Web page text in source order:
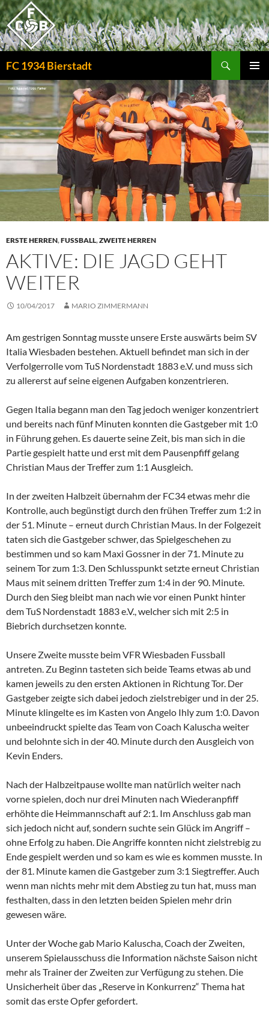
Zum
Inhalt
springen
FC 1934 Bierstadt
MENÜ
ERSTE HERREN,FUSSBALL,ZWEITE HERREN
AKTIVE: DIE JAGD GEHT
WEITER
10/04/2017 MARIO ZIMMERMANN
Am gestrigen Sonntag musste unsere Erste auswärts beim SV
Italia Wiesbaden bestehen. Aktuell befindet man sich in der
Verfolgerrolle vom TuS Nordenstadt 1883 e.V. und muss sich
zu allererst auf seine eigenen Aufgaben konzentrieren.
Gegen Italia begann man den Tag jedoch weniger konzentriert
und bereits nach fünf Minuten konnten die Gastgeber mit 1:0
in Führung gehen. Es dauerte seine Zeit, bis man sich in die
Partie gespielt hatte und erst mit dem Pausenpfiff gelang
Christian Maus der Treffer zum 1:1 Ausgleich.
In der zweiten Halbzeit übernahm der FC34 etwas mehr die
Kontrolle, auch begünstigt durch den frühen Treffer zum 1:2 in
der 51. Minute – erneut durch Christian Maus. In der Folgezeit
taten sich die Gastgeber schwer, das Spielgeschehen zu
bestimmen und so kam Maxi Gossner in der 71. Minute zu
seinem Tor zum 1:3. Den Schlusspunkt setzte erneut Christian
Maus mit seinem dritten Treffer zum 1:4 in der 90. Minute.
Durch den Sieg bleibt man nach wie vor einen Punkt hinter
dem TuS Nordenstadt 1883 e.V., welcher sich mit 2:5 in
Biebrich durchsetzen konnte.
Unsere Zweite musste beim VFR Wiesbaden Fussball
antreten. Zu Beginn tasteten sich beide Teams etwas ab und
kamen jeweils zu den ersten Aktionen in Richtung Tor. Der
Gastgeber zeigte sich dabei jedoch zielstrebiger und in der 25.
Minute klingelte es im Kasten von Angelo Ihly zum 1:0. Davon
unbeeindruckt spielte das Team von Coach Kaluscha weiter
und belohnte sich in der 40. Minute durch den Ausgleich von
Kevin Enders.
Nach der Halbzeitpause wollte man natürlich weiter nach
vorne spielen, doch nur drei Minuten nach Wiederanpfiff
erhöhte die Heimmannschaft auf 2:1. Im Anschluss gab man
sich jedoch nicht auf, sondern suchte sein Glück im Angriff –
ohne Erfolg zu haben. Die Angriffe konnten nicht zielstrebig zu
Ende gespielt werden und so kam es wie es kommen musste. In
der 81. Minute kamen die Gastgeber zum 3:1 Siegtreffer. Auch
wenn man nichts mehr mit dem Abstieg zu tun hat, muss man
festhalten, dass in den letzten beiden Spielen mehr drin
gewesen wäre.
Unter der Woche gab Mario Kaluscha, Coach der Zweiten,
unserem Spielausschuss die Information nächste Saison nicht
mehr als Trainer der Zweiten zur Verfügung zu stehen. Die
Unsicherheit über das „Reserve in Konkurrenz“ Thema hat
somit das erste Opfer gefordert.